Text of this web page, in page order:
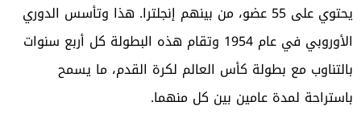
يحتوي على 55 عضو، من بينهم إنجلترا. هذا وتأسس الدوري
الأوروبي في عام 1954 وتقام هذه البطولة كل أربع سنوات
بالتناوب مع بطولة كأس العالم لكرة القدم، ما يسمح
باستراحة لمدة عامين بين كل منهما.